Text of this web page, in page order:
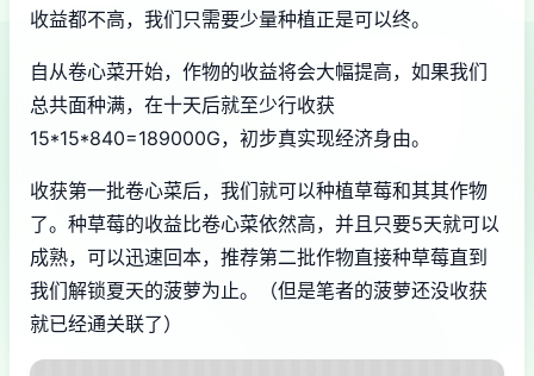
收益都不高，我们只需要少量种植正是可以终。
自从卷心菜开始，作物的收益将会大幅提高，如果我们
总共面种满，在十天后就至少行收获
15*15*840=189000G，初步真实现经济身由。
收获第一批卷心菜后，我们就可以种植草莓和其其作物
了。种草莓的收益比卷心菜依然高，并且只要5天就可以
成熟，可以迅速回本，推荐第二批作物直接种草莓直到
我们解锁夏天的菠萝为止。（但是笔者的菠萝还没收获
就已经通关联了）